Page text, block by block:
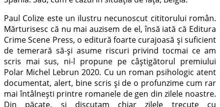
Paul Colize este un ilustru necunoscut cititorului român.
Mărturisesc că nu mai auzisem de el, însă iată că Editura
Crime Scene Press, o editură foarte curajoasă și suficient
de temerară să-și asume riscuri privind tocmai ce am
scris mai sus, ni-l propune pe câștigătorul premiului
Polar Michel Lebrun 2020. Cu un roman psihologic atent
documentat, alert, bine scris și de o profunzime cum rar
mai întâlnești printre romanele de gen din zilele noastre.
Din păcate, și discutam chiar zilele trecute cu